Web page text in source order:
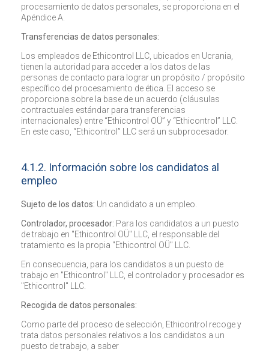
procesamiento de datos personales, se proporciona en el
Apéndice A.
Transferencias de datos personales:
Los empleados de Ethicontrol LLC, ubicados en Ucrania,
tienen la autoridad para acceder a los datos de las
personas de contacto para lograr un propósito / propósito
específico del procesamiento de ética. El acceso se
proporciona sobre la base de un acuerdo (cláusulas
contractuales estándar para transferencias
internacionales) entre “Ethicontrol OÜ” y “Ethicontrol” LLC.
En este caso, “Ethicontrol” LLC será un subprocesador.
4.1.2. Información sobre los candidatos al
empleo
Sujeto de los datos: Un candidato a un empleo.
Controlador, procesador: Para los candidatos a un puesto
de trabajo en "Ethicontrol OÜ" LLC, el responsable del
tratamiento es la propia "Ethicontrol OÜ" LLC.
En consecuencia, para los candidatos a un puesto de
trabajo en "Ethicontrol" LLC, el controlador y procesador es
"Ethicontrol" LLC.
Recogida de datos personales:
Como parte del proceso de selección, Ethicontrol recoge y
trata datos personales relativos a los candidatos a un
puesto de trabajo, a saber